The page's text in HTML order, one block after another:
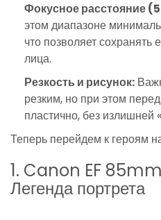
Фокусное расстояние
этом диапазоне
что позволяет
лица.
Резкость и рисунок:
резким, но при этом
пластично, без излишней
Теперь перейдем к героям
1. Canon EF
Легенда портрета